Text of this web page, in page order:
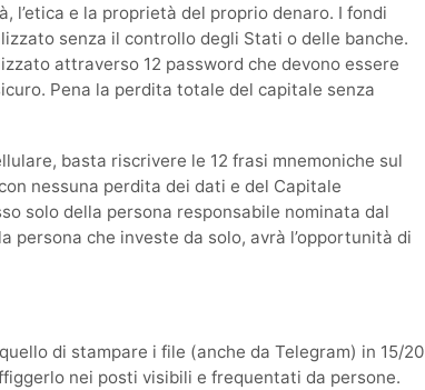
l’etica e la proprietà del proprio denaro. I fondi
senza il controllo degli Stati o delle banche.
attraverso 12 password che devono essere
Pena la perdita totale del capitale senza
basta riscrivere le 12 frasi mnemoniche sul
nessuna perdita dei dati e del Capitale
solo della persona responsabile nominata dal
persona che investe da solo, avrà l’opportunità di
di stampare i file (anche da Telegram) in 15/20
nei posti visibili e frequentati da persone.